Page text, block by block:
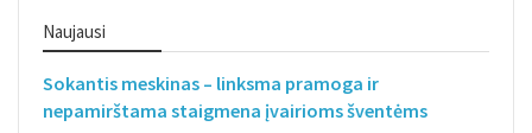
Naujausi
Sokantis meskinas – linksma pramoga ir
nepamirštama staigmena įvairioms šventėms